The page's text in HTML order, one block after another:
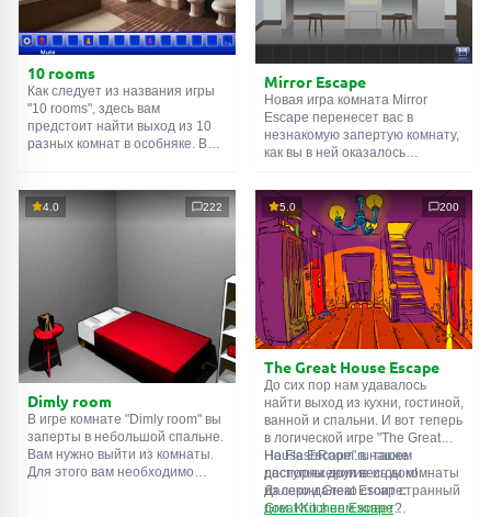
10 rooms
Как следует из названия игры
"10 rooms", здесь вам
предстоит найти выход из 10
разных комнат в особняке. В
их, чтобы выйти. Выход из
одной комнаты является
Mirror Escape
Новая игра комната Mirror
Escape перенесет вас в
незнакомую запертую комнату,
как вы в ней оказалось
смекалки попробуйте решить
все, приготовленные авторами
для вас, головоломки и найти
выход на свободу.
Внимательно осмотрите
помещение, возможно вы
сможете найти какие-нибудь
подсказки. Желаем удачи!
4.0 222
Dimly room
В игре комнате "Dimly room" вы
заперты в небольшой спальне.
Вам нужно выйти из комнаты.
Для этого вам необходимо
5.0 200
The Great House Escape
До сих пор нам удавалось
найти выход из кухни, гостиной,
ванной и спальни. И вот теперь
в логической игре "The Great
House Escape" в нашем
распоряжении весь дом!
Далеко-далеко стоит странный
дом. Кто в нем живет?
На FlashRoom.ru также
доступны другие игры комнаты
из серии Great Escape:
Great Kitchen Escape